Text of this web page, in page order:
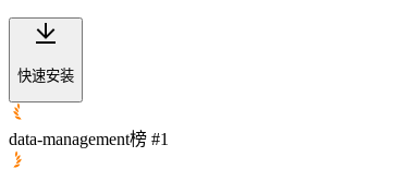
快速安装
data-management榜 #1